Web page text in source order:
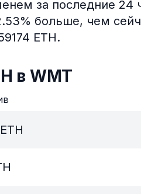
за последние 24
больше, чем
ETH.
в WMT
ETH